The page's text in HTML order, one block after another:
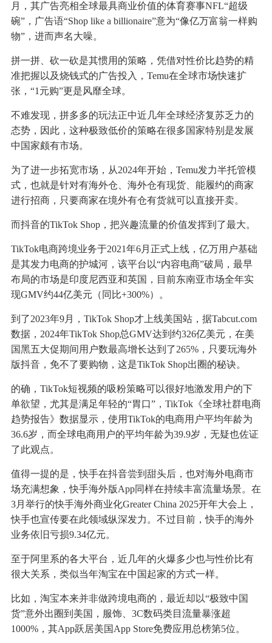
月，其广告亮相全球最具商业价值的体育赛事NFL“超级
碗”，广告语“Shop like a billionaire”意为“像亿万富翁一样购
物”，进而声名大噪。
拼一拼、砍一砍是其惯用的策略，凭借对性价比趋势的精
准把握以及烧钱式的广告投入，Temu在全球市场快速扩
张，“1元购”更是风靡全球。
不难发现，拼多多的玩法正中近几年全球经济复苏乏力的
态势，因此，这种极致低价的策略在很多国家特别是发展
中国家颇有市场。
为了进一步拓宽市场，从2024年开始，Temu发力半托管模
式，也就是针对有海外仓、海外仓有现货、能履约的商家
进行招商，只要商家在境外有仓有货就可以直接开卖。
而抖音的TikTok Shop，把兴趣流量的价值发挥到了最大。
TikTok电商跨境业务于2021年6月正式上线，亿万用户基础
是其发力电商的护城河，该平台以“内容电商”破局，最早
布局的市场是印度尼西亚和英国，目前东南亚市场全年实
现GMV约44亿美元（同比+300%）。
到了2023年9月，TikTok Shop才上线美国站，据Tabcut.com
数据，2024年TikTok Shop总GMV达到约326亿美元，在美
国黑五大促期间用户数最高增长达到了265%，只要玩海外
版抖音，免不了要购物，这是TikTok Shop出圈的秘诀。
的确，TikTok短视频的吸粉策略可以很好地激发用户的下
单欲望，尤其是满足年轻的“胃口”，TikTok《全球社群电商
趋势报告》数据显示，使用TikTok的电商用户平均年龄为
36.6岁，而全球电商用户的平均年龄为39.9岁，无疑也佐证
了此观点。
值得一提的是，快手在抖音尝到甜头后，也对海外电商市
场充满想象，快手海外版App同样在持续丰富流量场景。在
3月举行的快手海外商业化Greater China 2025开年大会上，
快手也宣传要在此领域纵深发力。不过目前，快手的海外
业务依旧亏损9.34亿元。
至于阿里系的各大平台，近几年的火爆多少也与性价比有
很大关系，类似当年淘宝在中国起家的方式一样。
比如，淘宝本来并非做跨境电商的，最近却以“极致中国
货”意外出圈到美国，服饰、3C数码类目流量暴涨超
1000%，其App跃居美国App Store免费应用总榜第5位。